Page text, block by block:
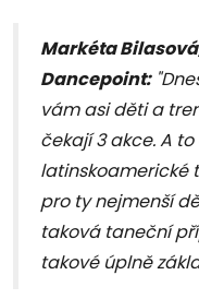
Markéta
Dancepoint:
vám asi děti a
čekají 3 akce. A
latinskoamerické
pro ty nejmenší
taková taneční
takové úplně